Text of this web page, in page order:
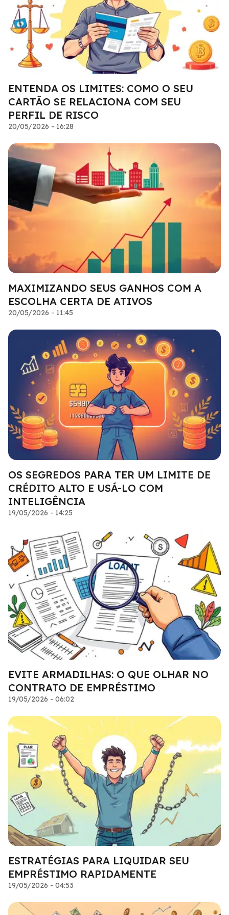
ENTENDA OS LIMITES: COMO O SEU
CARTÃO SE RELACIONA COM SEU
PERFIL DE RISCO
20/05/2026 - 16:28
MAXIMIZANDO SEUS GANHOS COM A
ESCOLHA CERTA DE ATIVOS
20/05/2026 - 11:45
OS SEGREDOS PARA TER UM LIMITE DE
CRÉDITO ALTO E USÁ-LO COM
INTELIGÊNCIA
19/05/2026 - 14:25
EVITE ARMADILHAS: O QUE OLHAR NO
CONTRATO DE EMPRÉSTIMO
19/05/2026 - 06:02
ESTRATÉGIAS PARA LIQUIDAR SEU
EMPRÉSTIMO RAPIDAMENTE
19/05/2026 - 04:53